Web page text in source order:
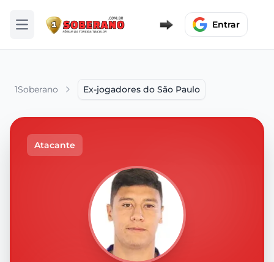
Abrir menu Entrar
1Soberano Ex-jogadores do São Paulo
Atacante